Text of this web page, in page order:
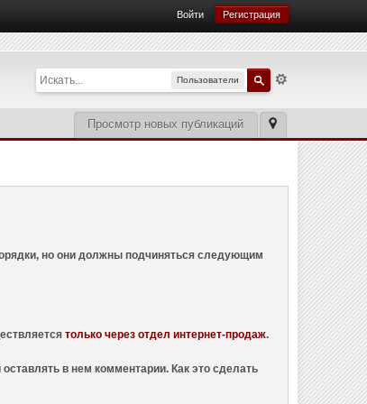
Войти Регистрация
Пользователи
Просмотр новых публикаций
но они должны подчиняться следующим
только через отдел интернет-продаж.
в нем комментарии. Как это сделать